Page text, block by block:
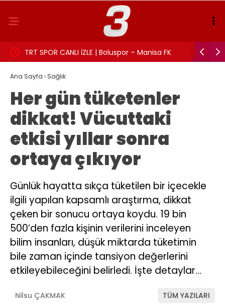
TRT SPOR CANLI İZLE | Boluspor – Manisa FK
maçı canlı yayın frekans ve izleme linki
Aslı
Ana Sayfa › Sağlık
Her gün tüketenler
dikkat! Vücuttaki
etkisi yıllar sonra
ortaya çıkıyor
Günlük hayatta sıkça tüketilen bir içecekle
ilgili yapılan kapsamlı araştırma, dikkat
çeken bir sonucu ortaya koydu. 19 bin
500’den fazla kişinin verilerini inceleyen
bilim insanları, düşük miktarda tüketimin
bile zaman içinde tansiyon değerlerini
etkileyebileceğini belirledi. İşte detaylar…
Nilsu ÇAKMAK TÜM YAZILARI